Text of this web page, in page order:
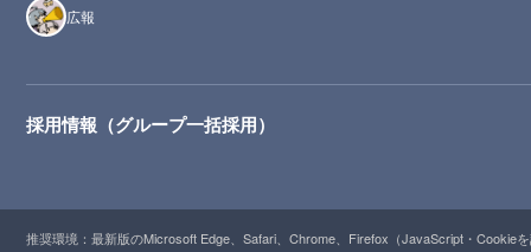
広報
採用情報（グループ一括採用）
推奨環境：最新版のMicrosoft Edge、Safari、Chrome、Firefox（JavaScript・Cookie